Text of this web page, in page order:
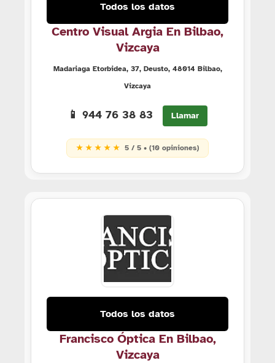
Todos los datos
Centro Visual Argia En Bilbao,
Vizcaya
Madariaga Etorbidea, 37, Deusto, 48014 Bilbao,
Vizcaya
📱 944 76 38 83 Llamar
★ ★ ★ ★ ★ 5 / 5 • (10 opiniones)
Todos los datos
Francisco Óptica En Bilbao,
Vizcaya